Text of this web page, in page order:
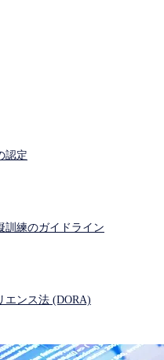
連絡先はこちら
ム
セキュリティを活用
ン
のガイダンス
認定
訓練のガイドライン
エンス法 (DORA)
問い合わせる
い合わせ
のものとなりました。
プロイトを阻止するため
ラウドルックアップ、事
攻撃が実行時に必ず使用
す。